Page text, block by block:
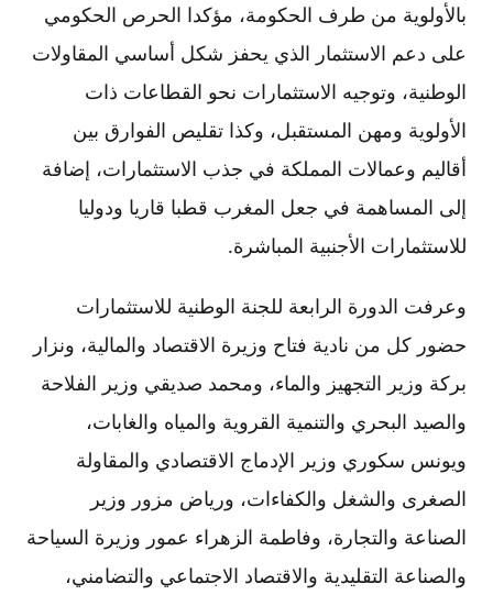
بالأولوية من طرف الحكومة، مؤكدا الحرص الحكومي
على دعم الاستثمار الذي يحفز شكل أساسي المقاولات
الوطنية، وتوجيه الاستثمارات نحو القطاعات ذات
الأولوية ومهن المستقبل، وكذا تقليص الفوارق بين
أقاليم وعمالات المملكة في جذب الاستثمارات، إضافة
إلى المساهمة في جعل المغرب قطبا قاريا ودوليا
للاستثمارات الأجنبية المباشرة.
وعرفت الدورة الرابعة للجنة الوطنية للاستثمارات
حضور كل من نادية فتاح وزيرة الاقتصاد والمالية، ونزار
بركة وزير التجهيز والماء، ومحمد صديقي وزير الفلاحة
والصيد البحري والتنمية القروية والمياه والغابات،
ويونس سكوري وزير الإدماج الاقتصادي والمقاولة
الصغرى والشغل والكفاءات، ورياض مزور وزير
الصناعة والتجارة، وفاطمة الزهراء عمور وزيرة السياحة
والصناعة التقليدية والاقتصاد الاجتماعي والتضامني،